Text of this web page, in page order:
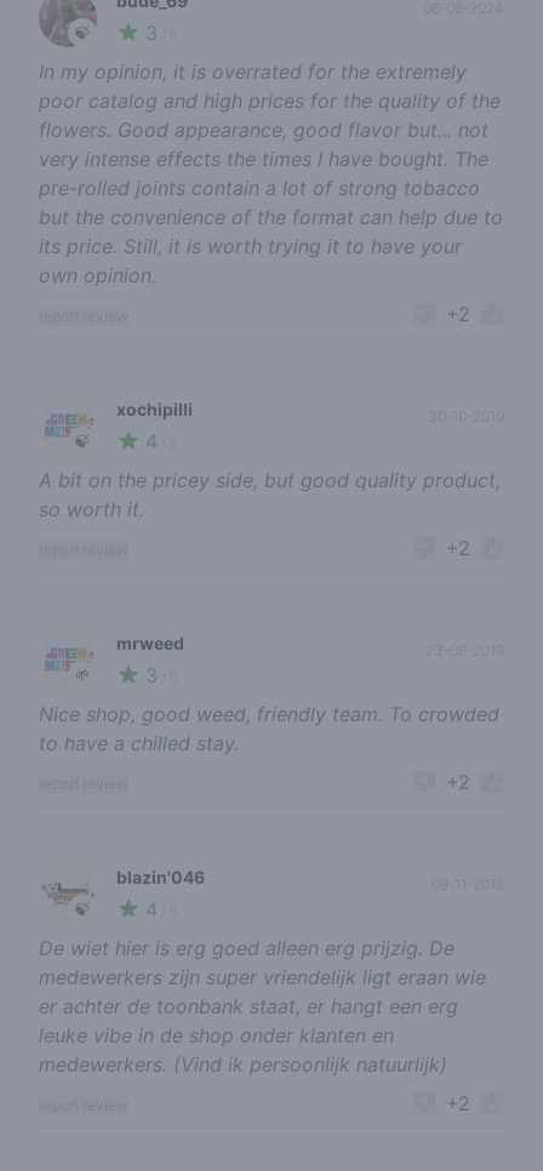
🍃 3
In my opinion, it is overrated for the extremely
poor catalog and high prices for the quality of the
flowers. Good appearance, good flavor but... not
very intense effects the times I have bought. The
pre-rolled joints contain a lot of strong tobacco
but the convenience of the format can help due to
its price. Still, it is worth trying it to have your
own opinion.
+2
🍃
xochipilli
4
30-10-2019
A bit on the pricey side, but good quality product,
so worth it.
+2
🌱
mrweed
3
23-06-2019
Nice shop, good weed, friendly team. To crowded
to have a chilled stay.
+2
🍃
blazin'046
4
De wiet hier is erg goed alleen erg prijzig. De
medewerkers zijn super vriendelijk ligt eraan wie
er achter de toonbank staat, er hangt een erg
leuke vibe in de shop onder klanten en
medewerkers. (Vind ik persoonlijk natuurlijk)
+2